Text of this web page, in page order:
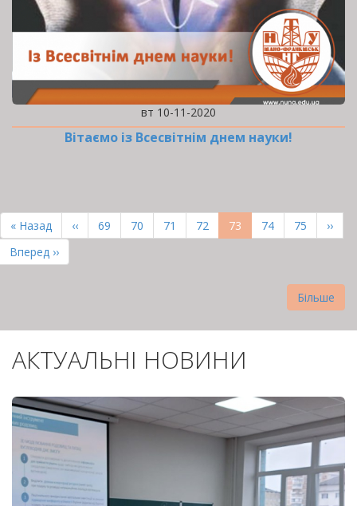
вт 10-11-2020
Вітаємо із Всесвітнім днем науки!
НА
СТОРІНКИ
Перша
сторінка
« Назад
Попередня
сторінка
‹‹ Page
69 Page
70 Page
71 Page
72
Поточна
сторінка
73 Page
74 Page
75
››
Остання
сторінка
Вперед ››
Більше
АКТУАЛЬНІ НОВИНИ